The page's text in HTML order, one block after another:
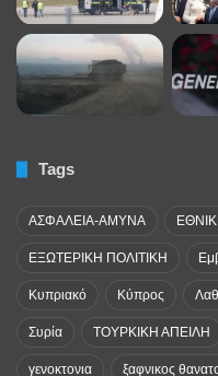
Tags
ΑΣΦΑΛΕΙΑ-ΑΜΥΝΑ
ΕΞΩΤΕΡΙΚΗ ΠΟΛΙΤΙΚΗ
Κυπριακό Κύπρος
Συρία ΤΟΥΡΚΙΚΗ ΑΠΕΙΛΗ
γενοκτονια ξαφνικος